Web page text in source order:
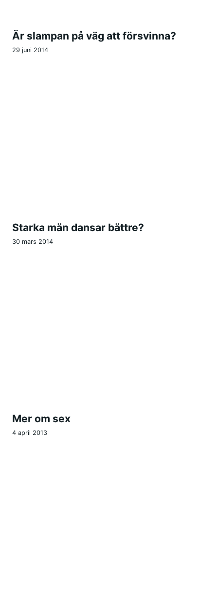
Är slampan på väg att försvinna?
29 juni 2014
Starka män dansar bättre?
30 mars 2014
Mer om sex
4 april 2013